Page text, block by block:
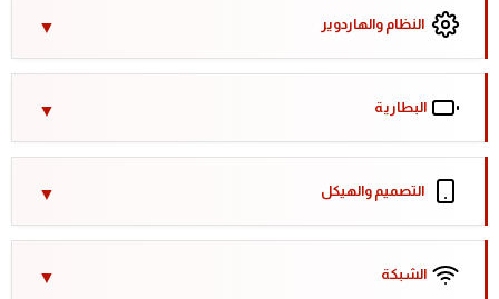
النظام والهاردوير
البطارية
التصميم والهيكل
الشبكة